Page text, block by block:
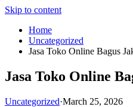
Skip to content
Home
Uncategorized
Jasa Toko Online Bagus
Jasa Toko Online
Uncategorized·March 25, 2026